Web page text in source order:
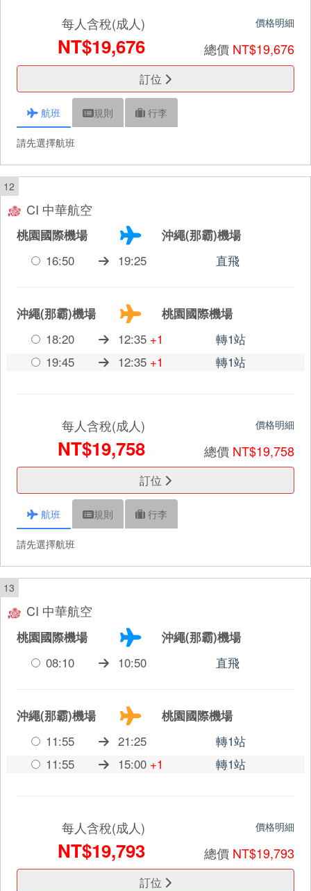
每人含稅(成人)
NT$19,676
價格明細
總價 NT$19,676
訂位
航班 規則 行李
請先選擇航班
12
CI 中華航空
桃園國際機場
沖繩(那霸)機場
16:50
19:25 直飛
沖繩(那霸)機場
桃園國際機場
18:20
12:35 +1
轉1站
19:45
12:35 +1 轉1站
每人含稅(成人)
NT$19,758
價格明細
總價 NT$19,758
訂位
航班 規則 行李
請先選擇航班
13
CI 中華航空
桃園國際機場
沖繩(那霸)機場
08:10
10:50 直飛
沖繩(那霸)機場
桃園國際機場
11:55
21:25
轉1站
11:55
15:00 +1 轉1站
每人含稅(成人)
NT$19,793
價格明細
總價 NT$19,793
訂位